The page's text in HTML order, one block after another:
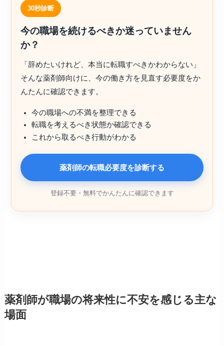
30秒診断
今の職場を続けるべきか迷っていません
か？
「辞めたいけれど、本当に転職すべきかわからない」
そんな薬剤師向けに、今の働き方を見直す必要度をか
んたんに確認できます。
今の職場への不満を整理できる
転職を考えるべき状態か確認できる
これから取るべき行動がわかる
薬剤師の転職必要度を診断する
登録不要・無料でかんたんに確認できます
薬剤師が職場の将来性に不安を感じる主な
場面